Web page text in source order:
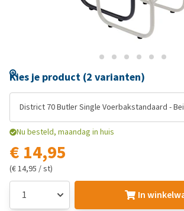
Kies je product (2 varianten)
District 70 Butler Single Voerbakstandaard -
Nu besteld, maandag in huis
€ 14,95
(€ 14,95 / st)
In